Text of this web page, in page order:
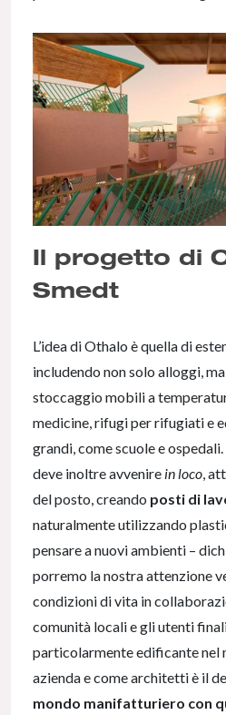
Il progetto di
Smedt
L’idea di Othalo è quella di
includendo non solo alloggi,
stoccaggio mobili a
medicine, rifugi per rifugiati e
grandi, come scuole e
deve inoltre avvenire in loco,
del posto, creando posti di
naturalmente utilizzando
pensare a nuovi ambienti –
porremo la nostra attenzione
condizioni di vita in
comunità locali e gli utenti
particolarmente edificante nel
azienda e come architetti è il
mondo manifatturiero con